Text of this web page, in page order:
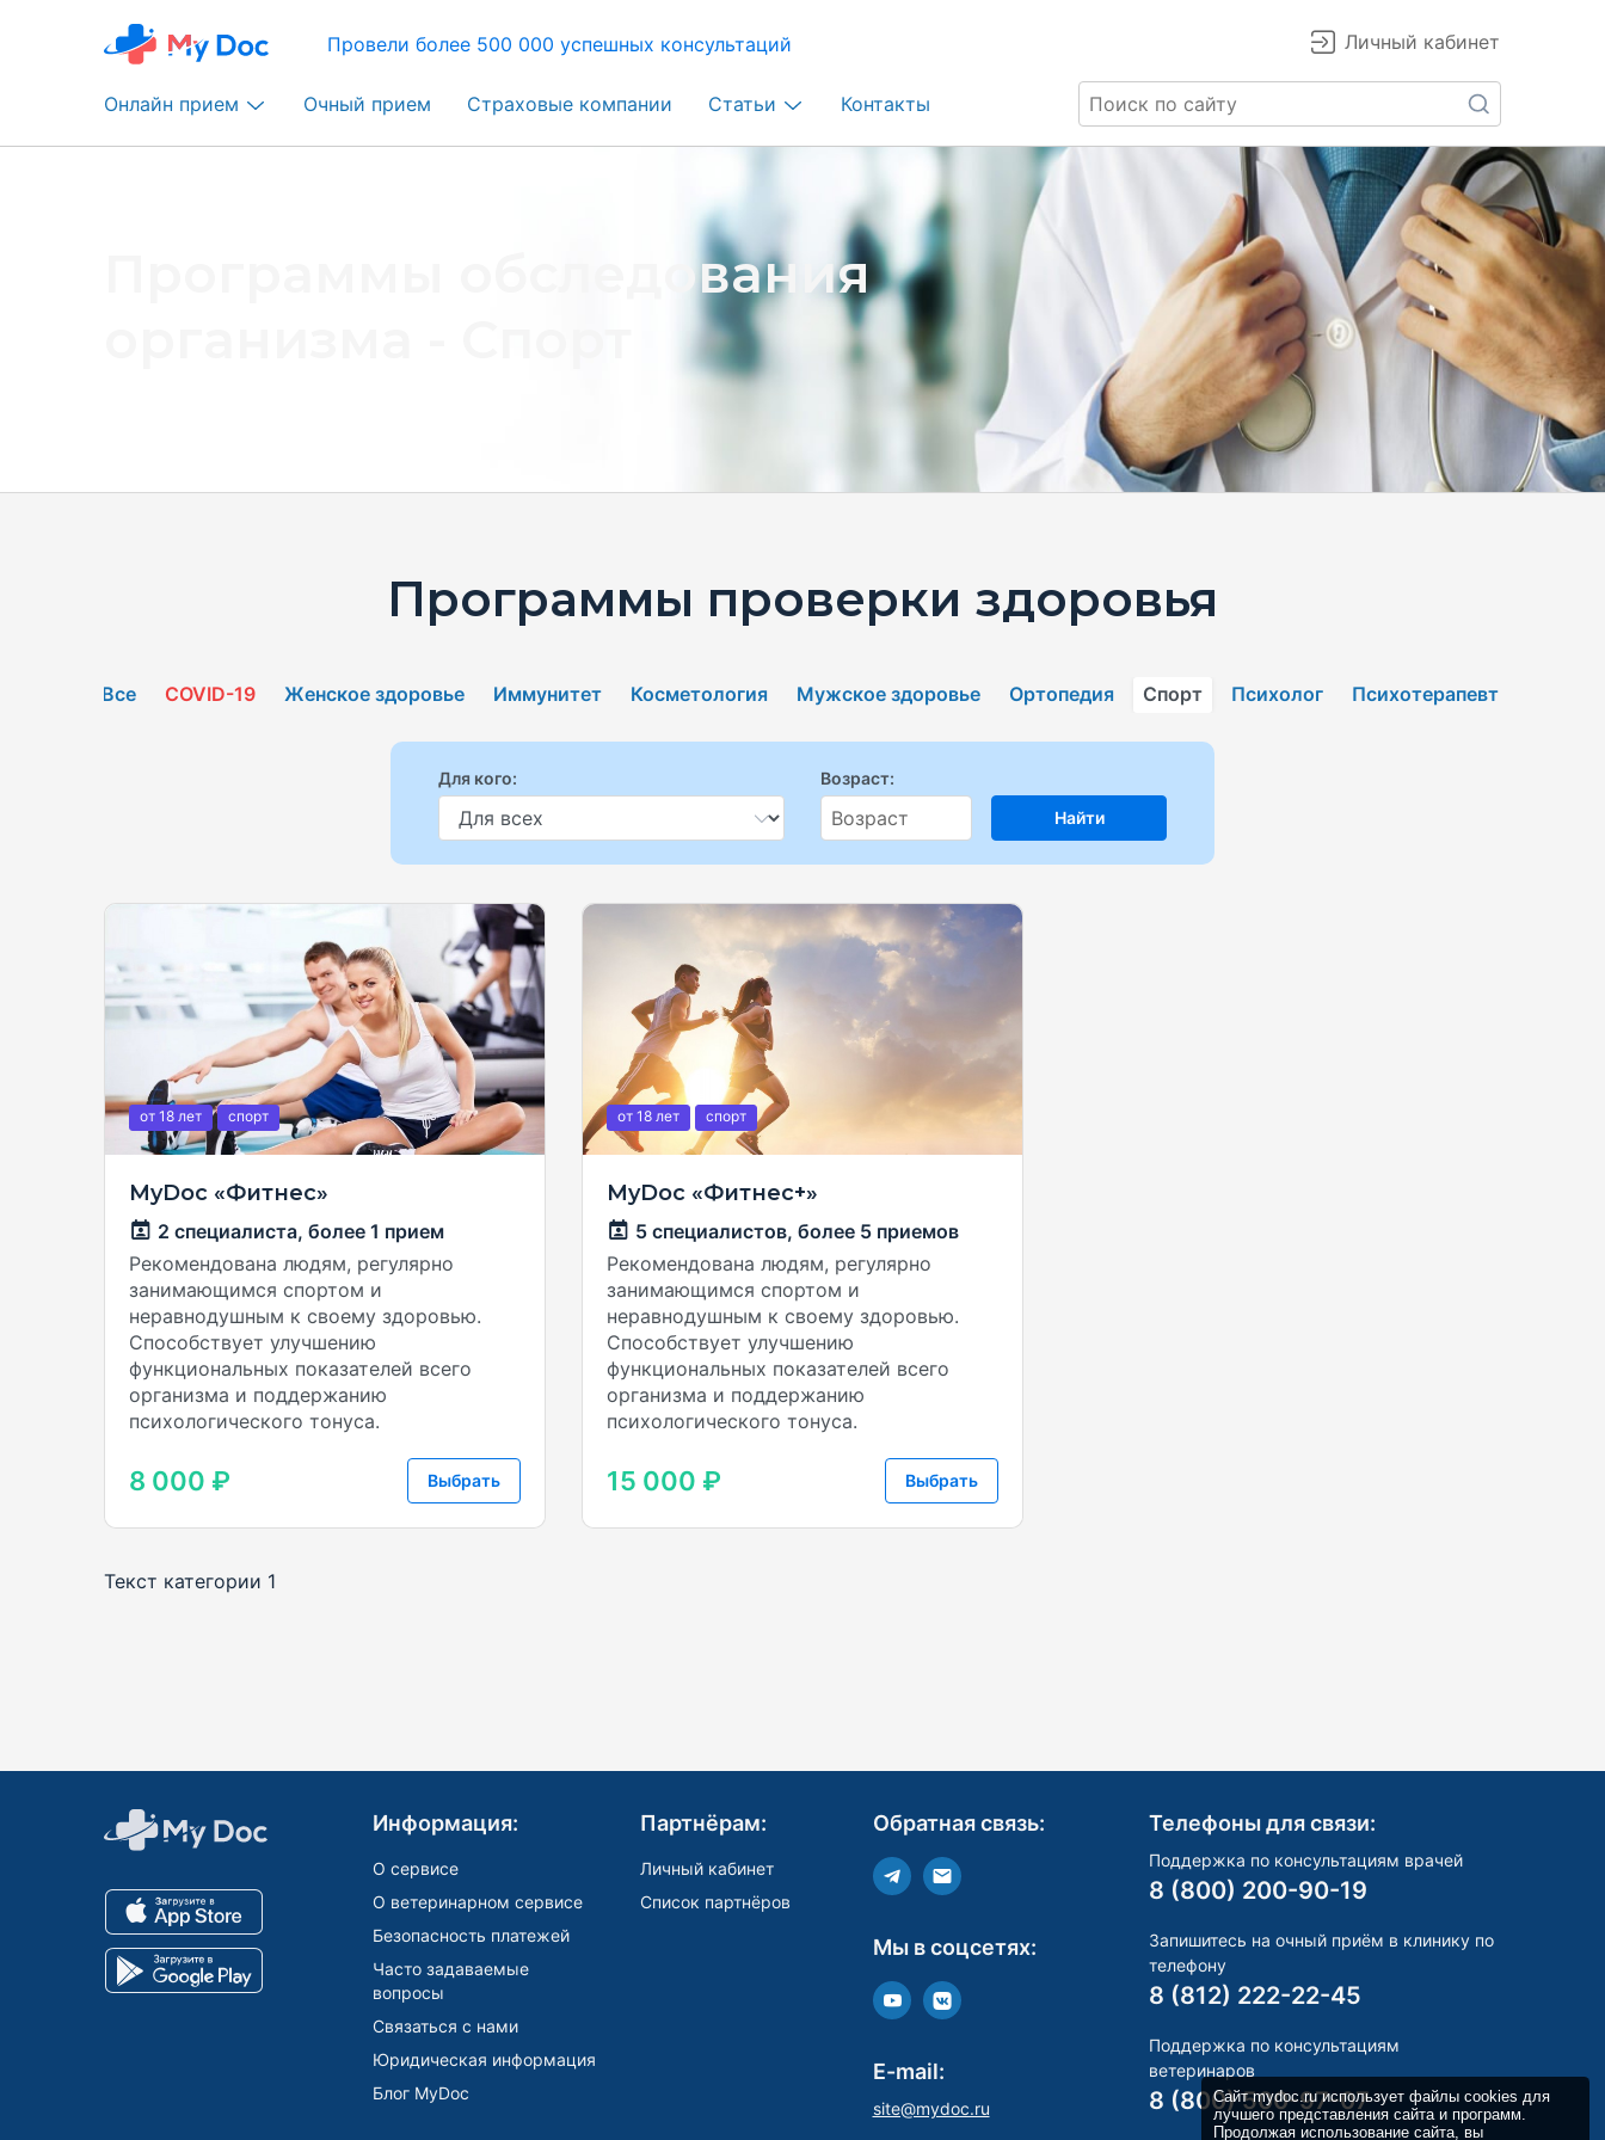
Сайт mydoc.ru использует файлы cookies для
лучшего представления сайта и программ.
Продолжая использование сайта, вы
Личный кабинет
Провели более 500 000 успешных консультаций
Онлайн прием Очный прием Страховые компании Статьи Контакты
Программы обследования
Программы проверки здоровья
Все COVID-19 Женское здоровье Иммунитет Косметология Мужское здоровье Ортопедия Спорт Психолог Психотерапевт
Для кого:
Возраст:
Найти
от 18 лет спорт
MyDoc «Фитнес»
2 специалиста, более 1 прием
Рекомендована людям, регулярно
занимающимся спортом и
неравнодушным к своему здоровью.
Способствует улучшению
функциональных показателей всего
организма и поддержанию
психологического тонуса.
8 000 ₽ Выбрать
от 18 лет спорт
MyDoc «Фитнес+»
5 специалистов, более 5 приемов
Рекомендована людям, регулярно
занимающимся спортом и
неравнодушным к своему здоровью.
Способствует улучшению
функциональных показателей всего
организма и поддержанию
психологического тонуса.
15 000 ₽ Выбрать
Текст категории 1
Информация:
О сервисе
О ветеринарном сервисе
Безопасность платежей
Часто задаваемые
вопросы
Связаться с нами
Юридическая информация
Блог MyDoc
Партнёрам:
Личный кабинет
Список партнёров
Обратная связь:
Мы в соцсетях:
E-mail:
site@mydoc.ru
Телефоны для связи:
Поддержка по консультациям врачей
8 (800) 200-90-19
Запишитесь на очный приём в клинику по
телефону
8 (812) 222-22-45
Поддержка по консультациям
ветеринаров
8 (800) 500-97-07